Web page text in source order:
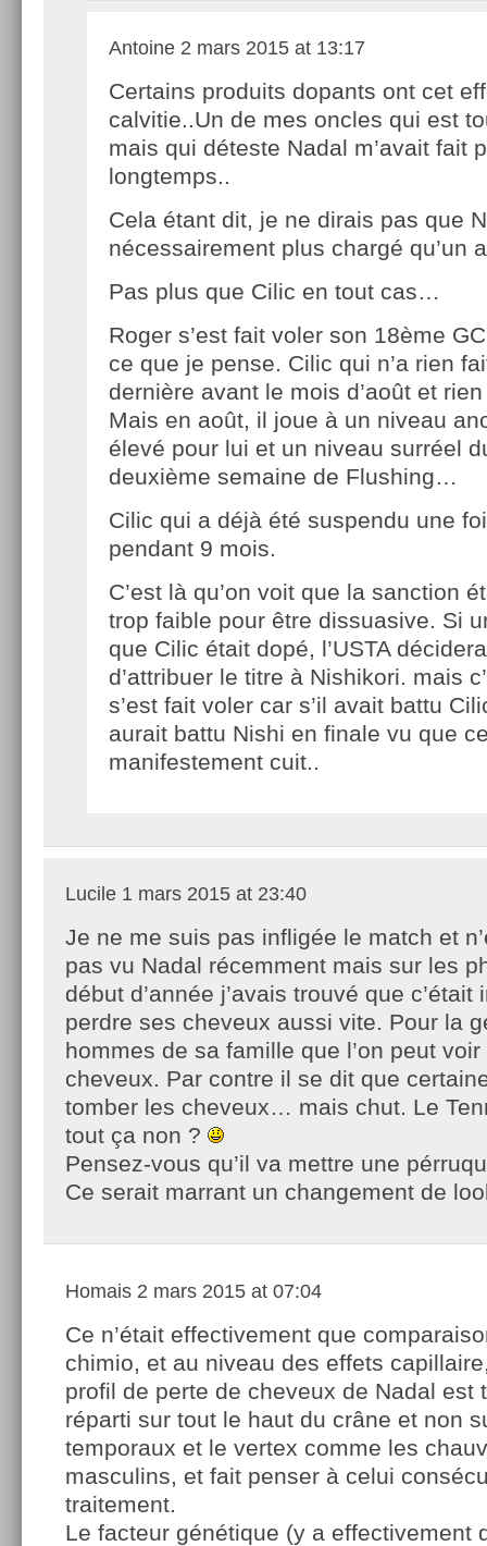
Antoine 2 mars 2015 at 13:17
Certains produits dopants ont cet
calvitie..Un de mes oncles qui est
mais qui déteste Nadal m’avait fait
longtemps..
Cela étant dit, je ne dirais pas que
nécessairement plus chargé qu’un
Pas plus que Cilic en tout cas…
Roger s’est fait voler son 18ème
ce que je pense. Cilic qui n’a rien
dernière avant le mois d’août et
Mais en août, il joue à un niveau
élevé pour lui et un niveau surréel
deuxième semaine de Flushing…
Cilic qui a déjà été suspendu une
pendant 9 mois.
C’est là qu’on voit que la sanction
trop faible pour être dissuasive. Si
que Cilic était dopé, l’USTA
d’attribuer le titre à Nishikori. mais
s’est fait voler car s’il avait battu
aurait battu Nishi en finale vu que
manifestement cuit..
Lucile 1 mars 2015 at 23:40
Je ne me suis pas infligée le match et
pas vu Nadal récemment mais sur les
début d’année j’avais trouvé que
perdre ses cheveux aussi vite. Pour la
hommes de sa famille que l’on peut voir
cheveux. Par contre il se dit que
tomber les cheveux… mais chut. Le
tout ça non ?
Pensez-vous qu’il va mettre une
Ce serait marrant un changement de
Homais 2 mars 2015 at 07:04
Ce n’était effectivement que
chimio, et au niveau des effets
profil de perte de cheveux de Nadal est
réparti sur tout le haut du crâne et non
temporaux et le vertex comme les
masculins, et fait penser à celui
traitement.
Le facteur génétique (y a effectivement